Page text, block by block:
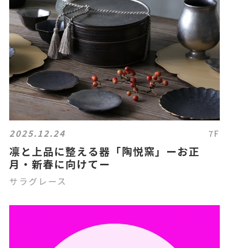
2025.12.24 7F
凛と上品に整える器「陶悦窯」ーお正
月・新春に向けてー
サラグレース